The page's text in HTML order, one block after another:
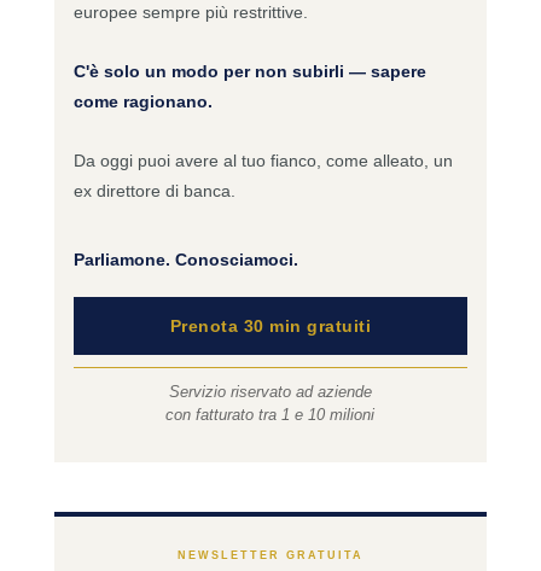
europee sempre più restrittive.
C'è solo un modo per non subirli — sapere
come ragionano.
Da oggi puoi avere al tuo fianco, come alleato, un
ex direttore di banca.
Parliamone. Conosciamoci.
Prenota 30 min gratuiti
Servizio riservato ad aziende
con fatturato tra 1 e 10 milioni
NEWSLETTER GRATUITA